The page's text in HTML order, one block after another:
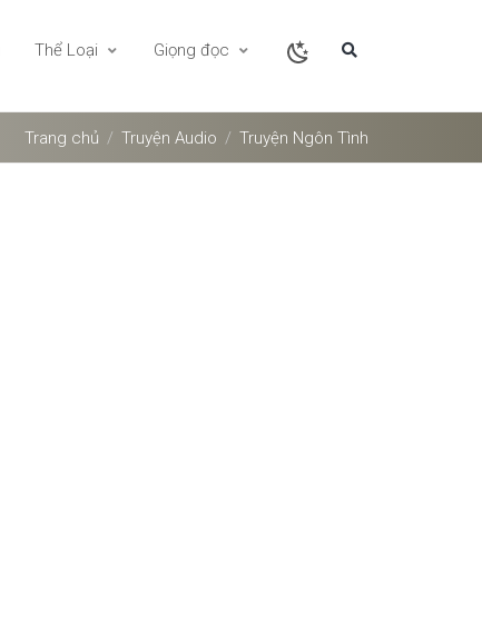
Thể Loại Giọng đọc
Trang chủ Truyện Audio Truyện Ngôn Tình